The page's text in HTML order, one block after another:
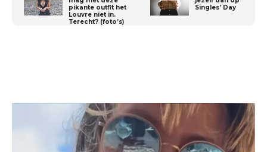
pikante outfit het
Louvre niet in.
Terecht? (foto’s)
Singles’ Day